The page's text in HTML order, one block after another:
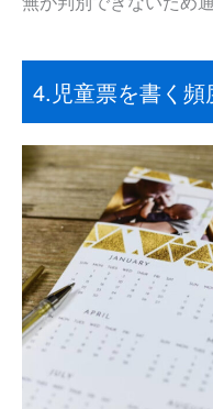
4.児童票を書く頻